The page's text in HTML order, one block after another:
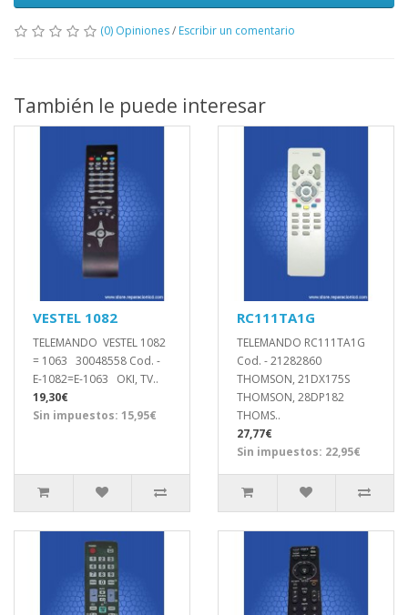
(0) Opiniones/ Escribir un comentario
También le puede interesar
VESTEL 1082
TELEMANDO VESTEL 1082
= 1063 30048558 Cod. -
E-1082=E-1063 OKI, TV..
19,30€
Sin impuestos: 15,95€
RC111TA1G
TELEMANDO RC111TA1G
Cod. - 21282860
THOMSON, 21DX175S
THOMSON, 28DP182
THOMS..
27,77€
Sin impuestos: 22,95€